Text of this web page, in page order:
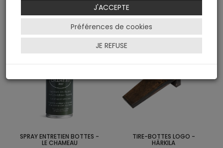
Filtrer
SPRAY ENTRETIEN BOTTES -
LE CHAMEAU
TIRE-BOTTES LOGO -
HÄRKILA
J'ACCEPTE
Préférences de cookies
JE REFUSE